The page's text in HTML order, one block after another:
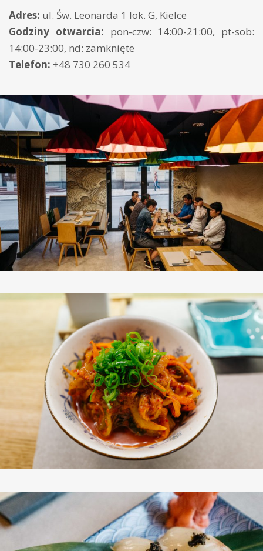
Adres: ul. Św. Leonarda 1 lok. G, Kielce
Godziny otwarcia: pon-czw: 14:00-21:00, pt-sob:
14:00-23:00, nd: zamknięte
Telefon: +48 730 260 534